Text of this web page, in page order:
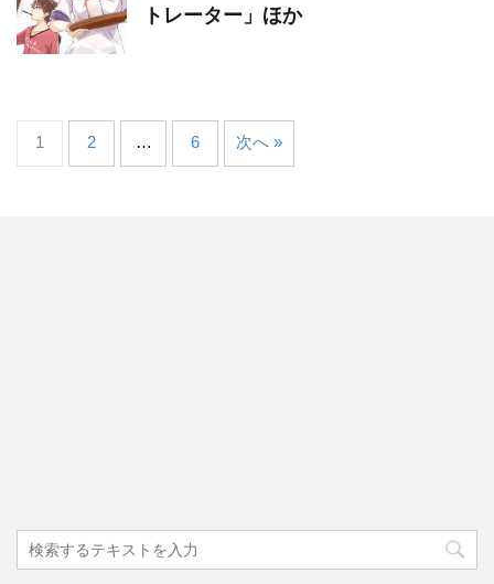
トレーター」ほか
1 2 … 6 次へ »